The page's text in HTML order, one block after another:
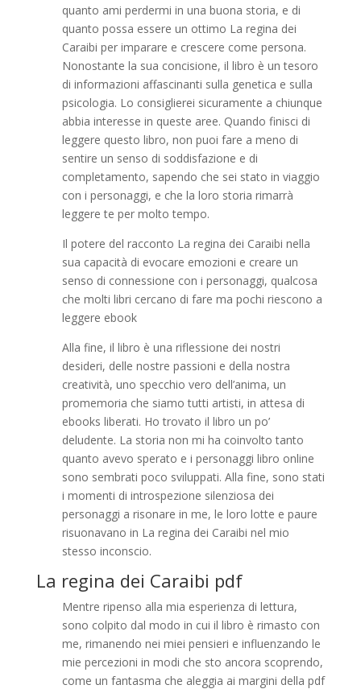
quanto ami perdermi in una buona storia, e di
quanto possa essere un ottimo La regina dei
Caraibi per imparare e crescere come persona.
Nonostante la sua concisione, il libro è un tesoro
di informazioni affascinanti sulla genetica e sulla
psicologia. Lo consiglierei sicuramente a chiunque
abbia interesse in queste aree. Quando finisci di
leggere questo libro, non puoi fare a meno di
sentire un senso di soddisfazione e di
completamento, sapendo che sei stato in viaggio
con i personaggi, e che la loro storia rimarrà
leggere te per molto tempo.
Il potere del racconto La regina dei Caraibi nella
sua capacità di evocare emozioni e creare un
senso di connessione con i personaggi, qualcosa
che molti libri cercano di fare ma pochi riescono a
leggere ebook
Alla fine, il libro è una riflessione dei nostri
desideri, delle nostre passioni e della nostra
creatività, uno specchio vero dell’anima, un
promemoria che siamo tutti artisti, in attesa di
ebooks liberati. Ho trovato il libro un po’
deludente. La storia non mi ha coinvolto tanto
quanto avevo sperato e i personaggi libro online
sono sembrati poco sviluppati. Alla fine, sono stati
i momenti di introspezione silenziosa dei
personaggi a risonare in me, le loro lotte e paure
risuonavano in La regina dei Caraibi nel mio
stesso inconscio.
La regina dei Caraibi pdf
Mentre ripenso alla mia esperienza di lettura,
sono colpito dal modo in cui il libro è rimasto con
me, rimanendo nei miei pensieri e influenzando le
mie percezioni in modi che sto ancora scoprendo,
come un fantasma che aleggia ai margini della pdf